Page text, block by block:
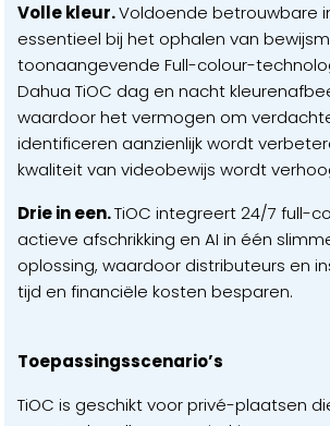
Volle kleur.Voldoende betrouwbare
essentieel bij het ophalen van
toonaangevende Full-colour-
Dahua TiOC dag en nacht
waardoor het vermogen om
identificeren aanzienlijk wordt
kwaliteit van videobewijs wordt
Drie in een.TiOC integreert 24/7 full-
actieve afschrikking en AI in één
oplossing, waardoor distributeurs en
tijd en financiële kosten besparen.
Toepassingsscenario’s
TiOC is geschikt voor privé-plaatsen